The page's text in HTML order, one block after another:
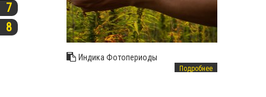
7
8
ИндикаФотопериоды
Подробнее